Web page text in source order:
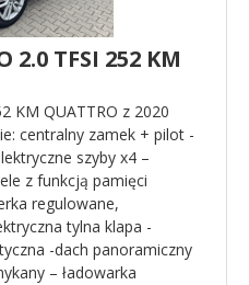
2.0 TFSI 252 KM
KM QUATTRO z 2020
centralny zamek + pilot -
szyby x4 –
z funkcją pamięci
regulowane,
tylna klapa -
-dach panoramiczny
– ładowarka